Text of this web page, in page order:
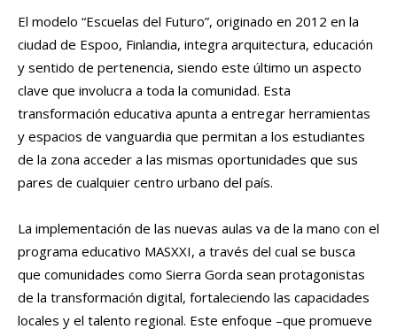
El modelo “Escuelas del Futuro”, originado en 2012 en la
ciudad de Espoo, Finlandia, integra arquitectura, educación
y sentido de pertenencia, siendo este último un aspecto
clave que involucra a toda la comunidad. Esta
transformación educativa apunta a entregar herramientas
y espacios de vanguardia que permitan a los estudiantes
de la zona acceder a las mismas oportunidades que sus
pares de cualquier centro urbano del país.
La implementación de las nuevas aulas va de la mano con el
programa educativo MASXXI, a través del cual se busca
que comunidades como Sierra Gorda sean protagonistas
de la transformación digital, fortaleciendo las capacidades
locales y el talento regional. Este enfoque –que promueve